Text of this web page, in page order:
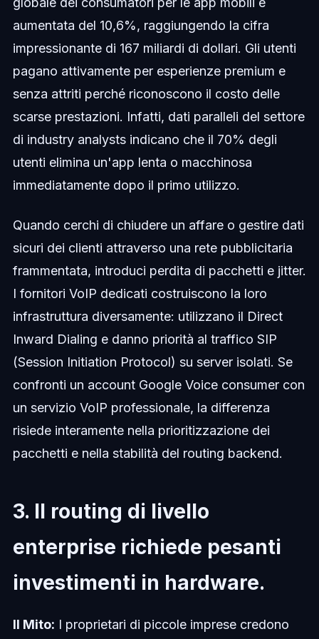
aumentata del 10,6%, raggiungendo la cifra
impressionante di 167 miliardi di dollari. Gli utenti
pagano attivamente per esperienze premium e
senza attriti perché riconoscono il costo delle
scarse prestazioni. Infatti, dati paralleli del settore
di industry analysts indicano che il 70% degli
utenti elimina un'app lenta o macchinosa
immediatamente dopo il primo utilizzo.
Quando cerchi di chiudere un affare o gestire dati
sicuri dei clienti attraverso una rete pubblicitaria
frammentata, introduci perdita di pacchetti e jitter.
I fornitori VoIP dedicati costruiscono la loro
infrastruttura diversamente: utilizzano il Direct
Inward Dialing e danno priorità al traffico SIP
(Session Initiation Protocol) su server isolati. Se
confronti un account Google Voice consumer con
un servizio VoIP professionale, la differenza
risiede interamente nella prioritizzazione dei
pacchetti e nella stabilità del routing backend.
3. Il routing di livello
enterprise richiede pesanti
investimenti in hardware.
Il Mito: I proprietari di piccole imprese credono